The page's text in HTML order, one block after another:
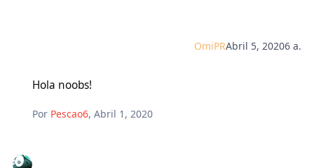
OmiPRAbril 5, 20206 a.
Hola noobs!
Por Pescao6,Abril 1, 2020